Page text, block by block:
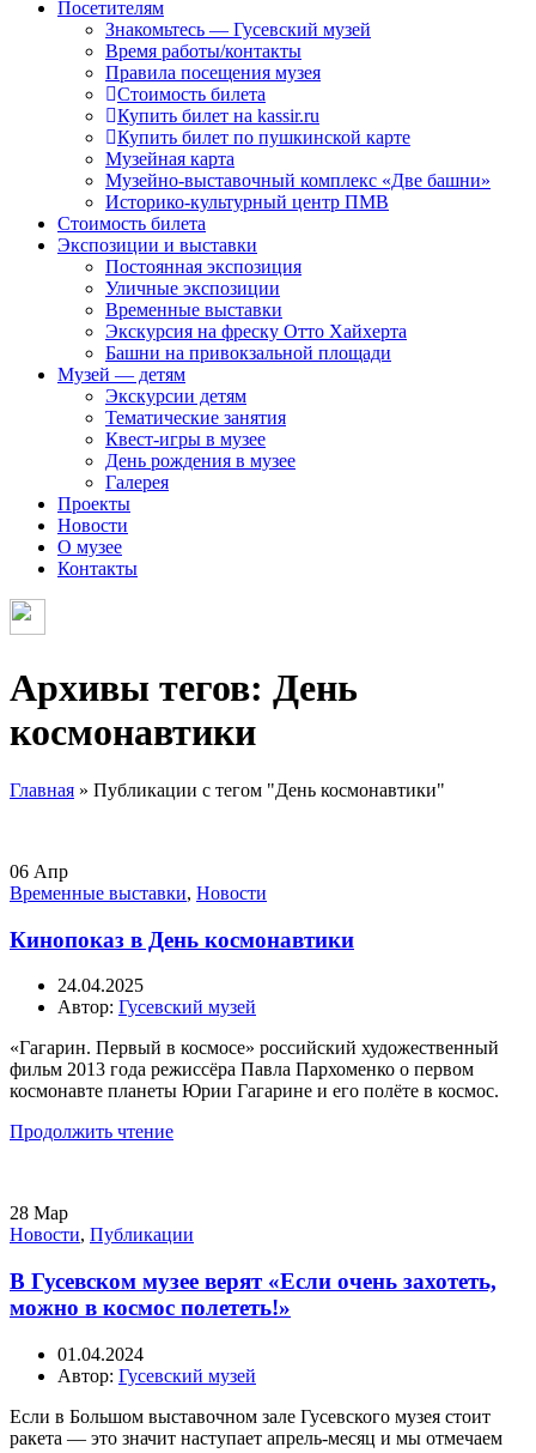
Посетителям
Знакомьтесь — Гусевский музей
Время работы/контакты
Правила посещения музея
Стоимость билета
Купить билет на kassir.ru
Купить билет по пушкинской карте
Музейная карта
Музейно-выставочный комплекс «Две башни»
Историко-культурный центр ПМВ
Стоимость билета
Экспозиции и выставки
Постоянная экспозиция
Уличные экспозиции
Временные выставки
Экскурсия на фреску Отто Хайхерта
Башни на привокзальной площади
Музей — детям
Экскурсии детям
Тематические занятия
Квест-игры в музее
День рождения в музее
Галерея
Проекты
Новости
О музее
Контакты
Архивы тегов: День
космонавтики
Главная » Публикации с тегом "День космонавтики"
06 Апр
Временные выставки, Новости
Кинопоказ в День космонавтики
24.04.2025
Автор: Гусевский музей
«Гагарин. Первый в космосе» российский художественный
фильм 2013 года режиссёра Павла Пархоменко о первом
космонавте планеты Юрии Гагарине и его полёте в космос.
Продолжить чтение
28 Мар
Новости, Публикации
В Гусевском музее верят «Если очень захотеть,
можно в космос полететь!»
01.04.2024
Автор: Гусевский музей
Если в Большом выставочном зале Гусевского музея стоит
ракета — это значит наступает апрель-месяц и мы отмечаем